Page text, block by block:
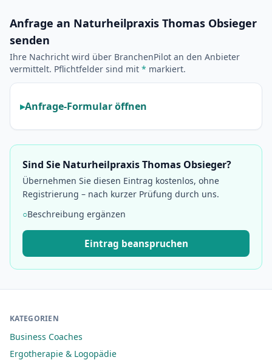
Anfrage an Naturheilpraxis Thomas Obsieger
senden
Ihre Nachricht wird über BranchenPilot an den Anbieter
vermittelt. Pflichtfelder sind mit * markiert.
Anfrage-Formular öffnen
Sind Sie Naturheilpraxis Thomas Obsieger?
Übernehmen Sie diesen Eintrag kostenlos, ohne
Registrierung – nach kurzer Prüfung durch uns.
○Beschreibung ergänzen
Eintrag beanspruchen
KATEGORIEN
Business Coaches
Ergotherapie & Logopädie